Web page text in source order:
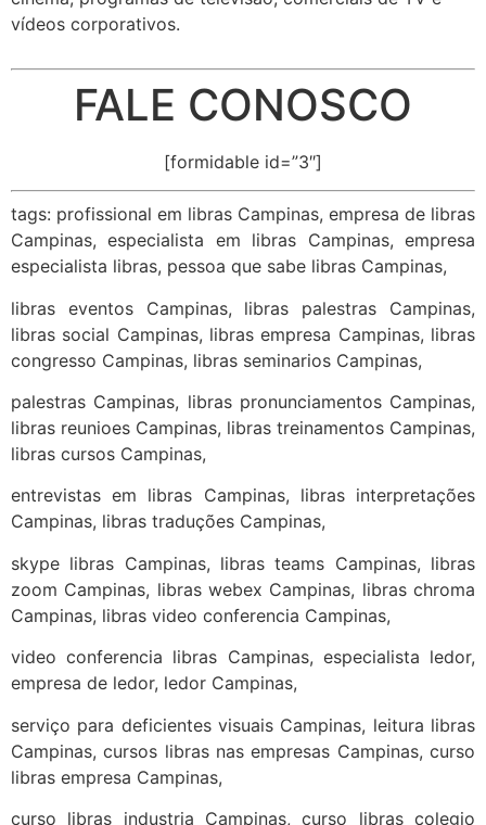
vídeos corporativos.
FALE CONOSCO
[formidable id=”3″]
tags: profissional em libras Campinas, empresa de libras
Campinas, especialista em libras Campinas, empresa
especialista libras, pessoa que sabe libras Campinas,
libras eventos Campinas, libras palestras Campinas,
libras social Campinas, libras empresa Campinas, libras
congresso Campinas, libras seminarios Campinas,
palestras Campinas, libras pronunciamentos Campinas,
libras reunioes Campinas, libras treinamentos Campinas,
libras cursos Campinas,
entrevistas em libras Campinas, libras interpretações
Campinas, libras traduções Campinas,
skype libras Campinas, libras teams Campinas, libras
zoom Campinas, libras webex Campinas, libras chroma
Campinas, libras video conferencia Campinas,
video conferencia libras Campinas, especialista ledor,
empresa de ledor, ledor Campinas,
serviço para deficientes visuais Campinas, leitura libras
Campinas, cursos libras nas empresas Campinas, curso
libras empresa Campinas,
curso libras industria Campinas, curso libras colegio